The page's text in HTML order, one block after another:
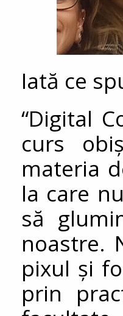
Iată ce
“Digital
curs
materia
la care
să
noastre.
pixul și
prin